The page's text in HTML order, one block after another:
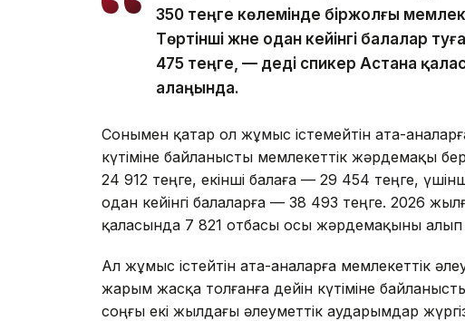
350 теңге көлемінде біржолғы
Төртінші және одан кейінгі балалар
475 теңге, — деді спикер Астана
алаңында.
Сонымен қатар ол жұмыс істемейтін ата-
күтіміне байланысты мемлекеттік жәрдемақы
24 912 теңге, екінші балаға — 29 454 теңге,
одан кейінгі балаларға — 38 493 теңге. 2026
қаласында 7 821 отбасы осы жәрдемақыны алып
Ал жұмыс істейтін ата-аналарға мемлекеттік
жарым жасқа толғанға дейін күтіміне байланысты
соңғы екі жылдағы әлеуметтік аударымдар